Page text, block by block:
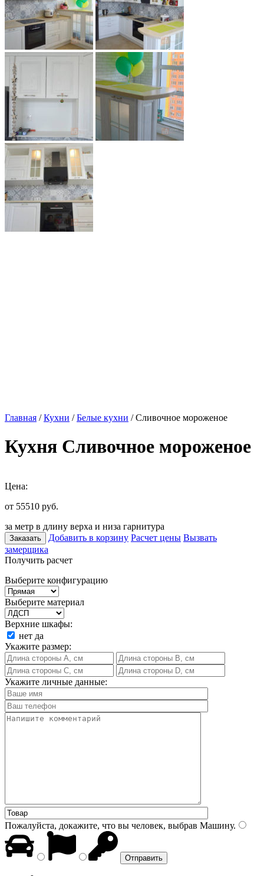
Главная /Кухни /Белые кухни / Сливочное мороженое
Кухня Сливочное мороженое
Цена:
от 55510 руб.
за метр в длину верха и низа гарнитура
Заказать Добавить в корзину Расчет цены Вызвать
замерщика
Получить расчет
Выберите конфигурацию
Выберите материал
Верхние шкафы:
нет да
Укажите размер:
Укажите личные данные:
Пожалуйста, докажите, что вы человек, выбрав Машину.